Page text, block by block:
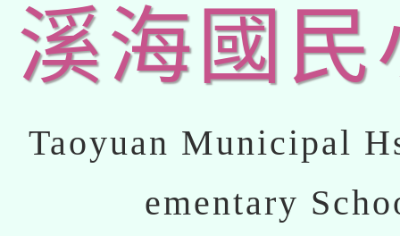
溪海國民
Taoyuan Municipal
ementary